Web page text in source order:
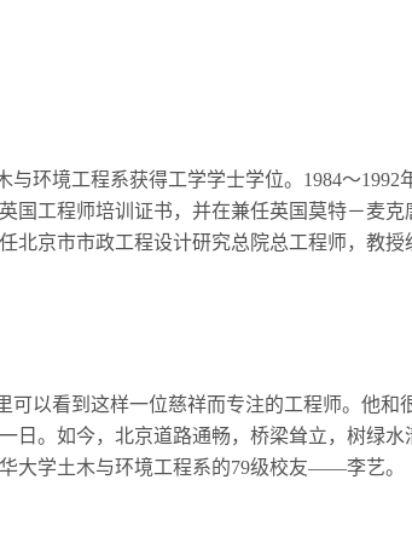
与环境工程系获得工学学士学位。1984～1992
国工程师培训证书，并在兼任英国莫特－麦克
北京市市政工程设计研究总院总工程师，教
以看到这样一位慈祥而专注的工程师。他和
日。如今，北京道路通畅，桥梁耸立，树绿
大学土木与环境工程系的79级校友——李艺。